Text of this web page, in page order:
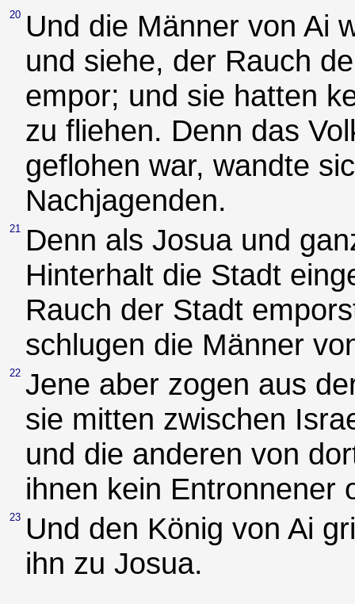
20 Und die Männer von Ai
und siehe, der Rauch
empor; und sie hatten
zu fliehen. Denn das
geflohen war, wandte
Nachjagenden.
21 Denn als Josua und
Hinterhalt die Stadt
Rauch der Stadt
schlugen die Männer
22 Jene aber zogen aus
sie mitten zwischen
und die anderen von
ihnen kein Entronnener
23 Und den König von Ai
ihn zu Josua.